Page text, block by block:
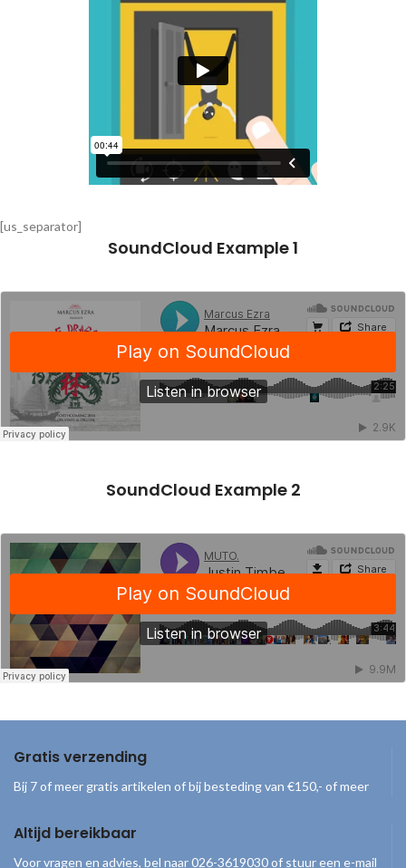
[us_separator]
SoundCloud Example 1
SoundCloud Example 2
Gratis verzending
Bij 7 of meer gratis artikelen of bij besteding van €150,- of meer
Altijd bereikbaar
Voor vragen en advies, bel naar 026-3619030 of stuur een e-mail